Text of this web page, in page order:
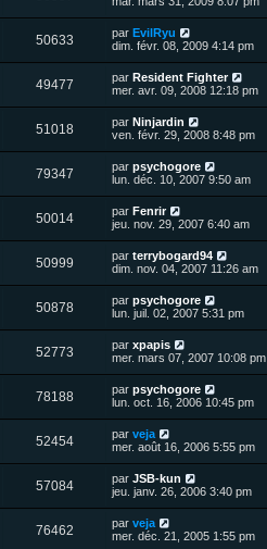
g
e
s
s
a
g
e
s
e
r
m
e
s
s
a
g
e
u
s
i
e
r
m
e
s
s
a
g
e
50633V
u
s
D
e
i
e
r
m
e
s
s
a
g
e
par EvilRyu
dim. févr. 08, 2009 4:14 pm
49477V
u
s
D
e
i
e
r
m
e
s
s
a
g
e
par Resident Fighter
mer. avr. 09, 2008 12:18 pm
51018V
u
s
D
e
i
e
r
m
e
s
s
a
g
e
par Ninjardin
ven. févr. 29, 2008 8:48 pm
79347V
u
s
D
e
i
e
r
m
e
s
s
a
g
e
par psychogore
lun. déc. 10, 2007 9:50 am
50014V
u
s
D
e
i
e
r
m
e
s
s
a
g
e
par Fenrir
jeu. nov. 29, 2007 6:40 am
50999V
u
s
D
e
i
e
r
m
e
s
s
a
g
e
par terrybogard94
dim. nov. 04, 2007 11:26 am
50878V
u
s
D
e
i
e
r
m
e
s
s
a
g
e
par psychogore
lun. juil. 02, 2007 5:31 pm
52773V
u
s
D
e
i
e
r
m
e
s
s
a
g
e
par xpapis
mer. mars 07, 2007 10:08 pm
78188V
u
s
D
e
i
e
r
m
e
s
s
a
g
par psychogore
lun. oct. 16, 2006 10:45 pm
52454V
u
s
D
e
i
e
r
m
e
par veja
mer. août 16, 2006 5:55 pm
57084V
u
D
e
i
e
par JSB-kun
jeu. janv. 26, 2006 3:40 pm
76462V
D
e
par veja
mer. déc. 21, 2005 1:55 pm